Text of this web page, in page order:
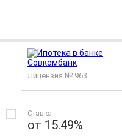
Лицензия № 963
Ставка
от 15.49%